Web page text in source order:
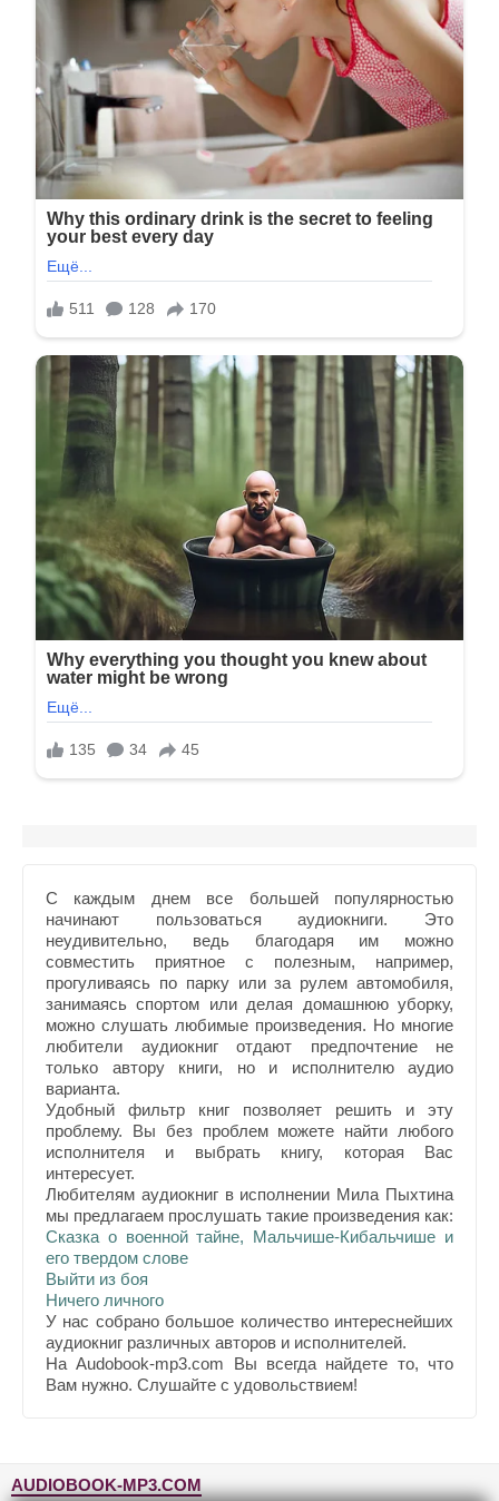
С каждым днем все большей популярностью
начинают пользоваться аудиокниги. Это
неудивительно, ведь благодаря им можно
совместить приятное с полезным, например,
прогуливаясь по парку или за рулем автомобиля,
занимаясь спортом или делая домашнюю уборку,
можно слушать любимые произведения. Но многие
любители аудиокниг отдают предпочтение не
только автору книги, но и исполнителю аудио
варианта.
Удобный фильтр книг позволяет решить и эту
проблему. Вы без проблем можете найти любого
исполнителя и выбрать книгу, которая Вас
интересует.
Любителям аудиокниг в исполнении Мила Пыхтина
мы предлагаем прослушать такие произведения как:
Сказка о военной тайне, Мальчише-Кибальчише и
его твердом слове
Выйти из боя
Ничего личного
У нас собрано большое количество интереснейших
аудиокниг различных авторов и исполнителей.
На Audobook-mp3.com Вы всегда найдете то, что
Вам нужно. Слушайте с удовольствием!
AUDIOBOOK-MP3.COM